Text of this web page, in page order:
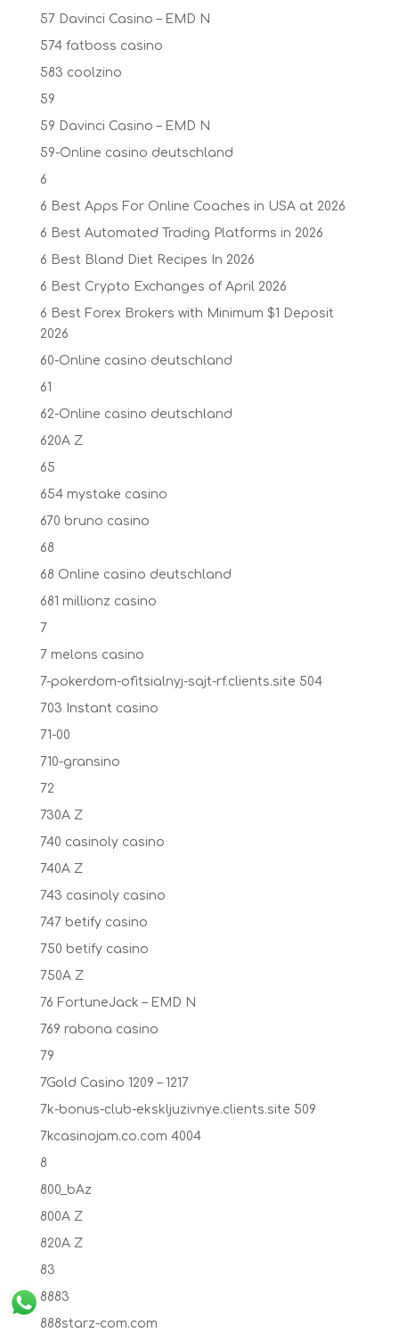
57 Davinci Casino – EMD N
574 fatboss casino
583 coolzino
59
59 Davinci Casino – EMD N
59-Online casino deutschland
6
6 Best Apps For Online Coaches in USA at 2026
6 Best Automated Trading Platforms in 2026
6 Best Bland Diet Recipes In 2026
6 Best Crypto Exchanges of April 2026
6 Best Forex Brokers with Minimum $1 Deposit ️
2026
60-Online casino deutschland
61
62-Online casino deutschland
620A Z
65
654 mystake casino
670 bruno casino
68
68 Online casino deutschland
681 millionz casino
7
7 melons casino
7-pokerdom-ofitsialnyj-sajt-rf.clients.site 504
703 Instant casino
71-00
710-gransino
72
730A Z
740 casinoly casino
740A Z
743 casinoly casino
747 betify casino
750 betify casino
750A Z
76 FortuneJack – EMD N
769 rabona casino
79
7Gold Casino 1209 – 1217
7k-bonus-club-ekskljuzivnye.clients.site 509
7kcasinojam.co.com 4004
8
800_bAz
800A Z
820A Z
83
8883
888starz-com.com